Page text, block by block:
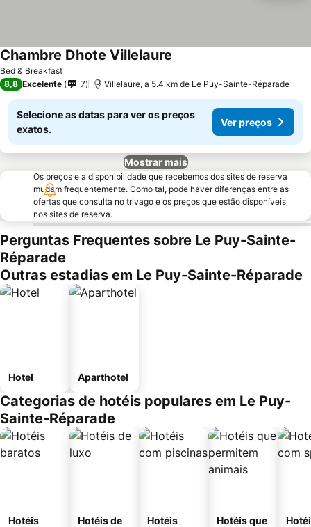
Bed & Breakfast
Chambre Dhote Villelaure
8,8 Excelente 7 Villelaure, a 5.4 km de Le Puy-Sainte-Réparade
Selecione as datas para ver os preços
exatos.
Ver preços
Mostrar mais
Os preços e a disponibilidade que recebemos dos sites de reserva
mudam frequentemente. Como tal, pode haver diferenças entre as
ofertas que consulta no trivago e os preços que estão disponíveis
nos sites de reserva.
Perguntas Frequentes sobre Le Puy-Sainte-
Réparade
Outras estadias em Le Puy-Sainte-Réparade
Hotel Aparthotel
Categorias de hotéis populares em Le Puy-
Sainte-Réparade
Hotéis
Hotéis de
Hotéis
Hotéis que